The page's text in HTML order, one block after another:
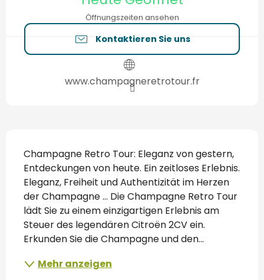
Öffnungszeiten ansehen
Kontaktieren Sie uns
www.champagneretrotour.fr
Champagne Retro Tour: Eleganz von gestern,
Entdeckungen von heute. Ein zeitloses Erlebnis.
Eleganz, Freiheit und Authentizität im Herzen
der Champagne ... Die Champagne Retro Tour
lädt Sie zu einem einzigartigen Erlebnis am
Steuer des legendären Citroën 2CV ein.
Erkunden Sie die Champagne und den...
Mehr anzeigen